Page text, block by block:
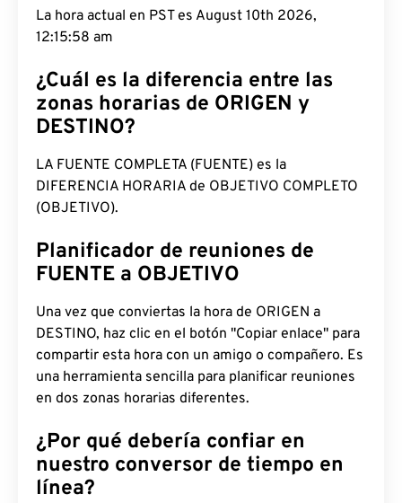
La hora actual en PST es August 10th 2026,
12:15:59 am
¿Cuál es la diferencia entre las
zonas horarias de ORIGEN y
DESTINO?
LA FUENTE COMPLETA (FUENTE) es la
DIFERENCIA HORARIA de OBJETIVO COMPLETO
(OBJETIVO).
Planificador de reuniones de
FUENTE a OBJETIVO
Una vez que conviertas la hora de ORIGEN a
DESTINO, haz clic en el botón "Copiar enlace" para
compartir esta hora con un amigo o compañero. Es
una herramienta sencilla para planificar reuniones
en dos zonas horarias diferentes.
¿Por qué debería confiar en
nuestro conversor de tiempo en
línea?